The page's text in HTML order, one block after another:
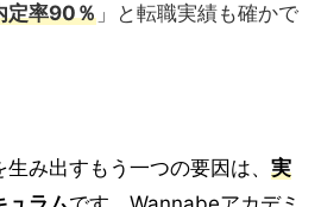
定率90％ 」と転職実績も確かで
み出すもう一つの要因は、 実